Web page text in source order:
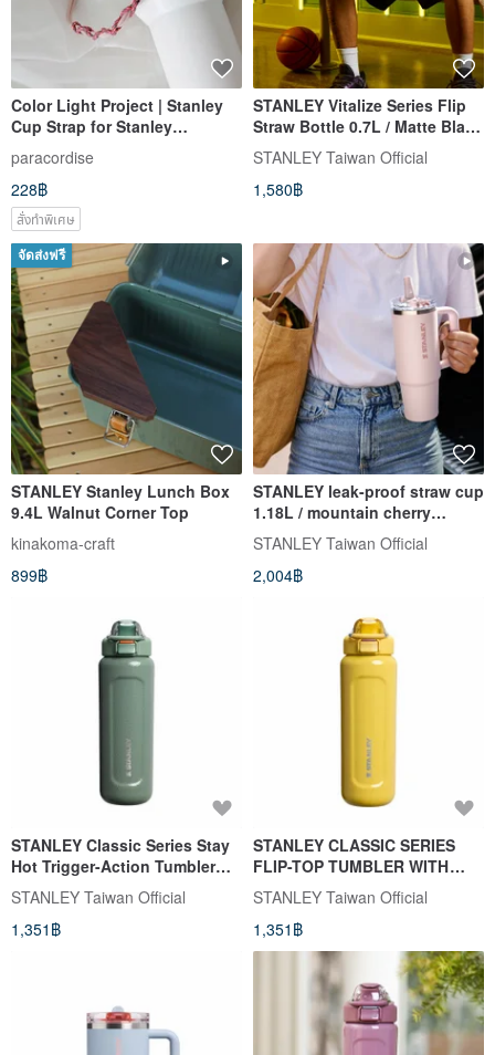
Color Light Project | Stanley
Cup Strap for Stanley
Tumblers and Water Bottles,
Stanley Accessories
paracordise
228฿
สั่งทำพิเศษ
STANLEY Vitalize Series Flip
Straw Bottle 0.7L / Matte Black
2.0
STANLEY Taiwan Official
1,580฿
จัดส่งฟรี
STANLEY Stanley Lunch Box
9.4L Walnut Corner Top
kinakoma-craft
899฿
STANLEY leak-proof straw cup
1.18L / mountain cherry
powder
STANLEY Taiwan Official
2,004฿
STANLEY Classic Series Stay
Hot Trigger-Action Tumbler
0.7L / Hammertone Green
STANLEY Taiwan Official
1,351฿
STANLEY CLASSIC SERIES
FLIP-TOP TUMBLER WITH
HANDLE 0.7L / GLOSSY
MUSTARD YELLOW
STANLEY Taiwan Official
1,351฿